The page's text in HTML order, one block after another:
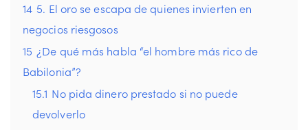
14 5. El oro se escapa de quienes invierten en
negocios riesgosos
15 ¿De qué más habla “el hombre más rico de
Babilonia”?
15.1 No pida dinero prestado si no puede
devolverlo